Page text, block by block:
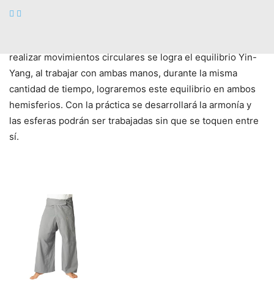
la energía Yang, lo racional-lógico, la masculinidad.
realizar movimientos circulares se logra el equilibrio Yin-
Yang, al trabajar con ambas manos, durante la misma
cantidad de tiempo, lograremos este equilibrio en ambos
hemisferios. Con la práctica se desarrollará la armonía y
las esferas podrán ser trabajadas sin que se toquen entre
sí.